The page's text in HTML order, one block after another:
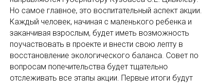
Но самое главное, это воспитательный аспект акции.
Каждый человек, начиная с маленького ребенка и
заканчивая взрослым, будет иметь возможность
поучаствовать в проекте и внести свою лепту в
восстановление экологического баланса. Совет по
вопросам попечительства будет тщательно
отслеживать все этапы акции. Первые итоги будут